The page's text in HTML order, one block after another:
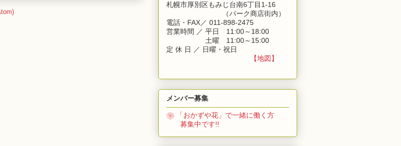
札幌市厚別区もみじ台南6丁目1-16
（パーク商店街内）
電話・FAX／ 011-898-2475
営業時間 ／ 平日 11:00～18:00
土曜 11:00～15:00
定 休 日 ／ 日曜・祝日
【地図】
メンバー募集
❀ 「おかずや花」 で一緒に働く方
募集中です!!